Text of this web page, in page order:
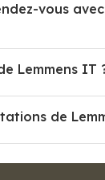
vous avec
Lemmens IT
de